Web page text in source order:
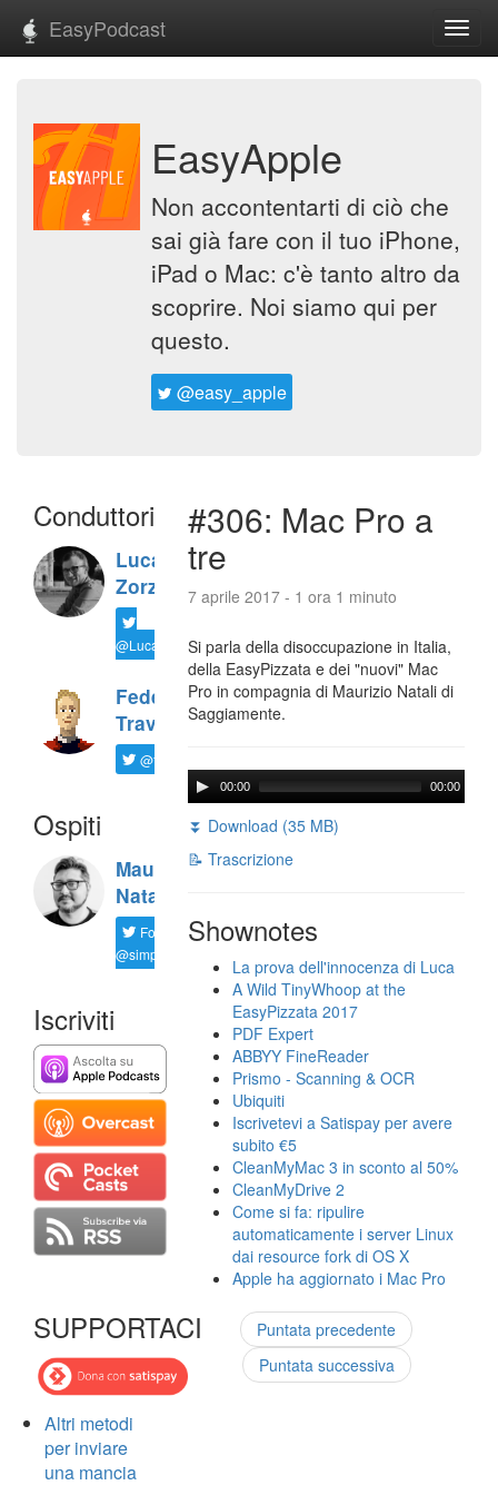
EasyPodcast
EasyApple
Non accontentarti di ciò che
sai già fare con il tuo iPhone,
iPad o Mac: c'è tanto altro da
scoprire. Noi siamo qui per
questo.
@easy_apple
Conduttori
Luca
Zorzi
@LucaTNT
Federico
Travaini
@ftrava
Ospiti
Maurizio
Natali
Follow
@simplemal
Iscriviti
SUPPORTACI
Altri metodi
per inviare
una mancia
#306: Mac Pro a
tre
7 aprile 2017 - 1 ora 1 minuto
Si parla della disoccupazione in Italia,
della EasyPizzata e dei "nuovi" Mac
Pro in compagnia di Maurizio Natali di
Saggiamente.
00:00 00:00
⏬ Download (35 MB)
📝 Trascrizione
Shownotes
La prova dell'innocenza di Luca
A Wild TinyWhoop at the
EasyPizzata 2017
PDF Expert
ABBYY FineReader
Prismo - Scanning & OCR
Ubiquiti
Iscrivetevi a Satispay per avere
subito €5
CleanMyMac 3 in sconto al 50%
CleanMyDrive 2
Come si fa: ripulire
automaticamente i server Linux
dai resource fork di OS X
Apple ha aggiornato i Mac Pro
Puntata precedente
Puntata successiva